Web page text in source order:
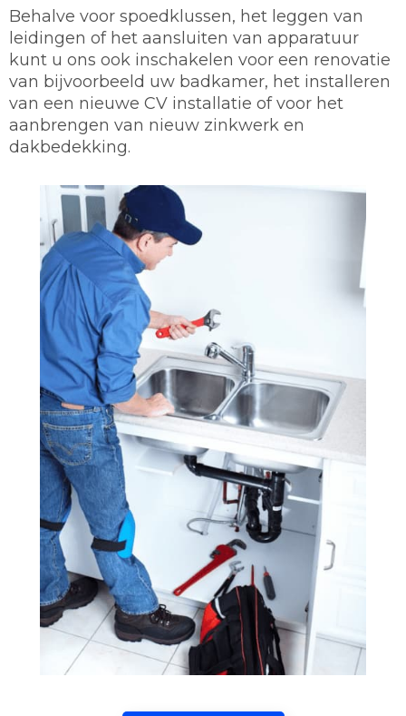
Behalve voor spoedklussen, het leggen van
leidingen of het aansluiten van apparatuur
kunt u ons ook inschakelen voor een renovatie
van bijvoorbeeld uw badkamer, het installeren
van een nieuwe CV installatie of voor het
aanbrengen van nieuw zinkwerk en
dakbedekking.